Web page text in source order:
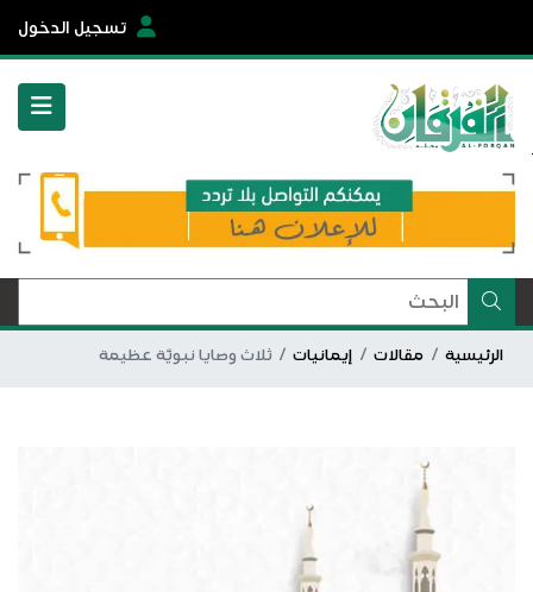
تسجيل الدخول
الرئيسية مقالات إيمانيات ثلاث وصايا نبويَّة عظيمة